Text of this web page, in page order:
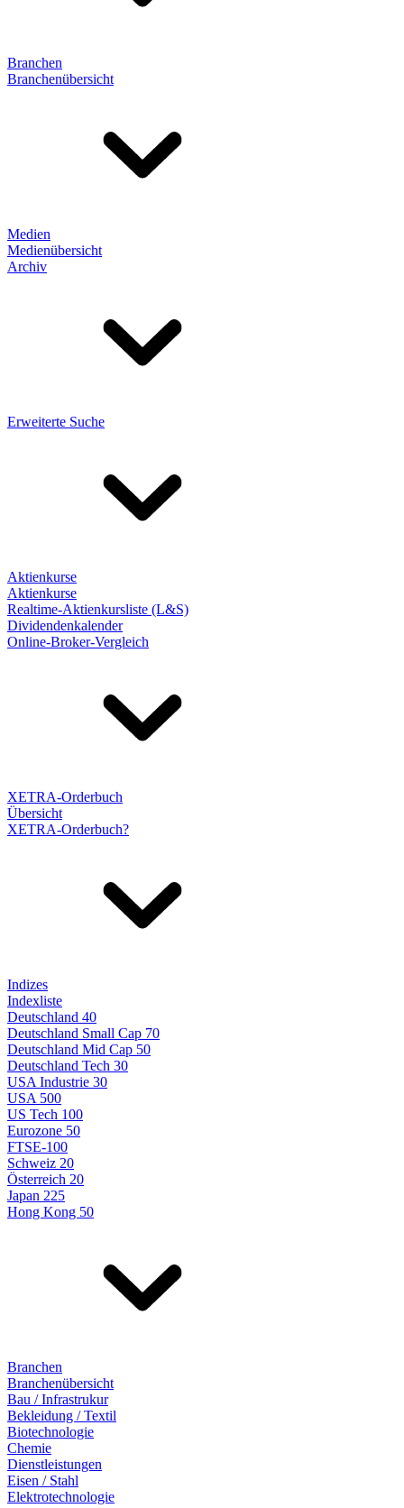
Branchen
Branchenübersicht
Medien
Medienübersicht
Archiv
Erweiterte Suche
Aktienkurse
Aktienkurse
Realtime-Aktienkursliste (L&S)
Dividendenkalender
Online-Broker-Vergleich
XETRA-Orderbuch
Übersicht
XETRA-Orderbuch?
Indizes
Indexliste
Deutschland 40
Deutschland Small Cap 70
Deutschland Mid Cap 50
Deutschland Tech 30
USA Industrie 30
USA 500
US Tech 100
Eurozone 50
FTSE-100
Schweiz 20
Österreich 20
Japan 225
Hong Kong 50
Branchen
Branchenübersicht
Bau / Infrastrukur
Bekleidung / Textil
Biotechnologie
Chemie
Dienstleistungen
Eisen / Stahl
Elektrotechnologie